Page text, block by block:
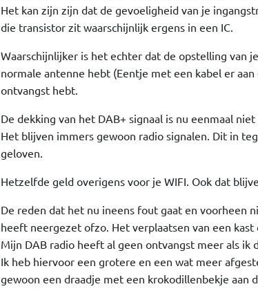
Het kan zijn zijn dat de gevoeligheid van je
die transistor zit waarschijnlijk ergens in een IC.
Waarschijnlijker is het echter dat de opstelling van
normale antenne hebt (Eentje met een kabel er
ontvangst hebt.
De dekking van het DAB+ signaal is nu eenmaal
Het blijven immers gewoon radio signalen. Dit in
geloven.
Hetzelfde geld overigens voor je WIFI. Ook dat
De reden dat het nu ineens fout gaat en voorheen
heeft neergezet ofzo. Het verplaatsen van een
Mijn DAB radio heeft al geen ontvangst meer als ik
Ik heb hiervoor een grotere en een wat meer
gewoon een draadje met een krokodillenbekje aan